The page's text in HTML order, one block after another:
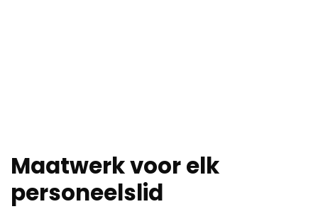
Maatwerk voor elk
personeelslid